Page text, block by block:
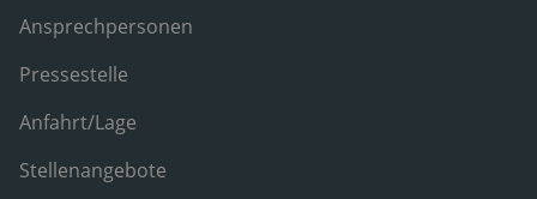
Ansprechpersonen
Pressestelle
Anfahrt/Lage
Stellenangebote